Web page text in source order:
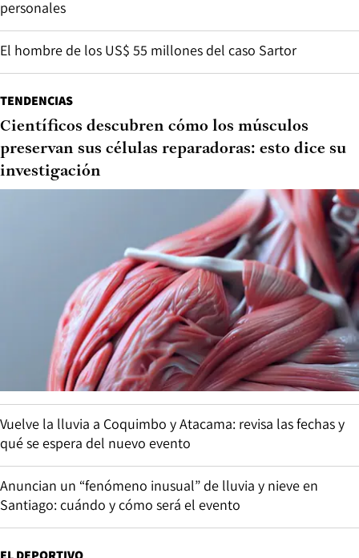
personales
El hombre de los US$ 55 millones del caso Sartor
TENDENCIAS
Científicos descubren cómo los músculos
preservan sus células reparadoras: esto dice su
investigación
Vuelve la lluvia a Coquimbo y Atacama: revisa las fechas y
qué se espera del nuevo evento
Anuncian un “fenómeno inusual” de lluvia y nieve en
Santiago: cuándo y cómo será el evento